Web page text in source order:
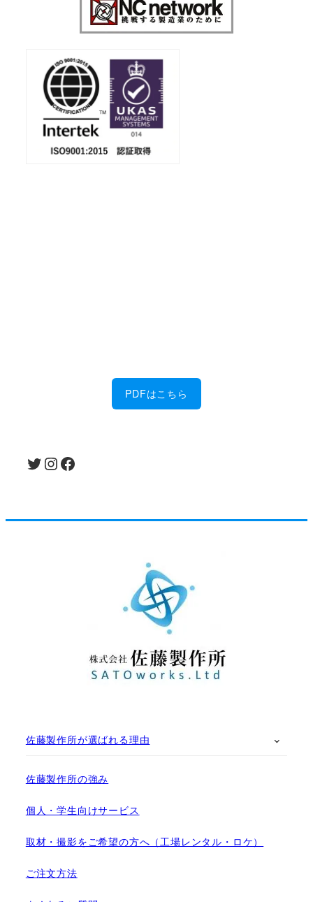
PDFはこちら
Twitter InstagramFacebook
佐藤製作所が選ばれる理由
佐藤製作所の強み
個人・学生向けサービス
取材・撮影をご希望の方へ（工場レンタル・ロケ）
ご注文方法